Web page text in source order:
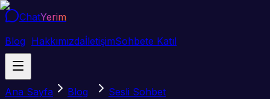
ChatYerim
Blog HakkımızdaİletişimSohbete Katıl
Ana Sayfa Blog
Sesli Sohbet